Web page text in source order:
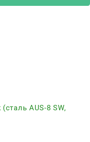
AUS-8 SW,